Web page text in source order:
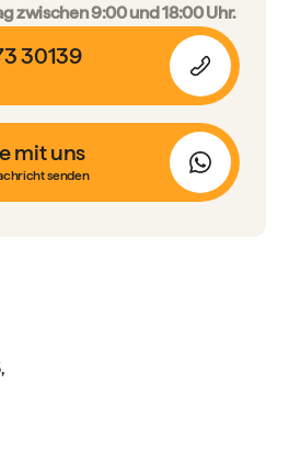
zwischen 9:00 und 18:00 Uhr.
30139
mit uns
senden